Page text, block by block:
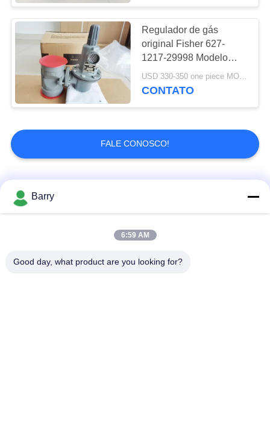
Regulador de gás
original Fisher 627-
1217-29998 Modelo
GPL 2 polegadas NPT
Conexão final
USD 330-350 one piece MOQ:Negociação
CONTATO
FALE CONOSCO!
Categorias populares
Fisher Gas Regulator
Barry
6:59 AM
Good day, what product are you looking for?